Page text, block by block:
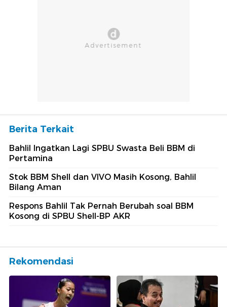
Berita Terkait
Bahlil Ingatkan Lagi SPBU Swasta Beli BBM di
Pertamina
Stok BBM Shell dan VIVO Masih Kosong, Bahlil
Bilang Aman
Respons Bahlil Tak Pernah Berubah soal BBM
Kosong di SPBU Shell-BP AKR
Rekomendasi